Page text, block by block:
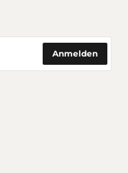
Anmelden